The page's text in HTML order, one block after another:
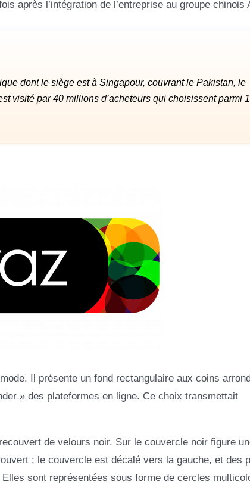
après l’intégration de l’entreprise au groupe chinois
dont le siège est à Singapour, couvrant le Pakistan, le
visité par 40 millions d’acheteurs qui choisissent parmi
Il présente un fond rectangulaire aux coins
» des plateformes en ligne. Ce choix transmettait
de velours noir. Sur le couvercle noir figure
; le couvercle est décalé vers la gauche, et des
sont représentées sous forme de cercles